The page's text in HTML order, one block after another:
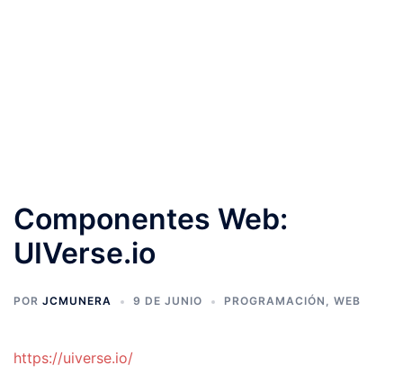
Componentes Web:
UIVerse.io
POR JCMUNERA 9 DE JUNIO PROGRAMACIÓN , WEB
https://uiverse.io/